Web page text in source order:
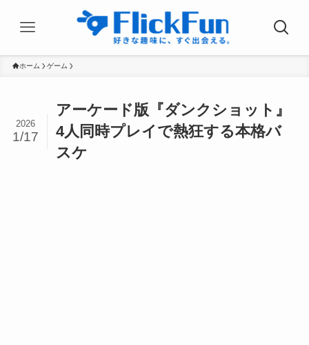
ホーム ゲーム
アーケード版『ダンクショット』
4人同時プレイで熱狂する本格バ
スケ
2026
1/17